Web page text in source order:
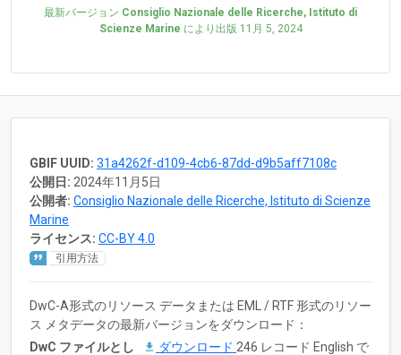
最新バージョン Consiglio Nazionale delle Ricerche, Istituto di
Scienze Marine により出版 11月 5, 2024
GBIF UUID: 31a4262f-d109-4cb6-87dd-d9b5aff7108c
公開日: 2024年11月5日
公開者: Consiglio Nazionale delle Ricerche, Istituto di Scienze
Marine
ライセンス: CC-BY 4.0
引用方法
DwC-A形式のリソース データまたは EML / RTF 形式のリソー
ス メタデータの最新バージョンをダウンロード：
DwC ファイルとし
ダウンロード 246 レコード English で